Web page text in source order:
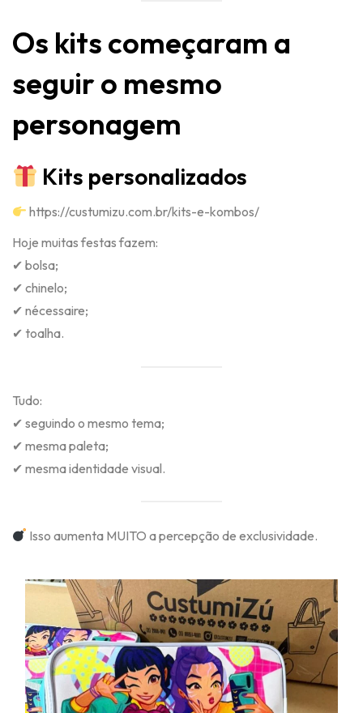
Os kits começaram a
seguir o mesmo
personagem
Kits personalizados
https://custumizu.com.br/kits-e-kombos/
Hoje muitas festas fazem:
✔ bolsa;
✔ chinelo;
✔ nécessaire;
✔ toalha.
Tudo:
✔ seguindo o mesmo tema;
✔ mesma paleta;
✔ mesma identidade visual.
Isso aumenta MUITO a percepção de exclusividade.